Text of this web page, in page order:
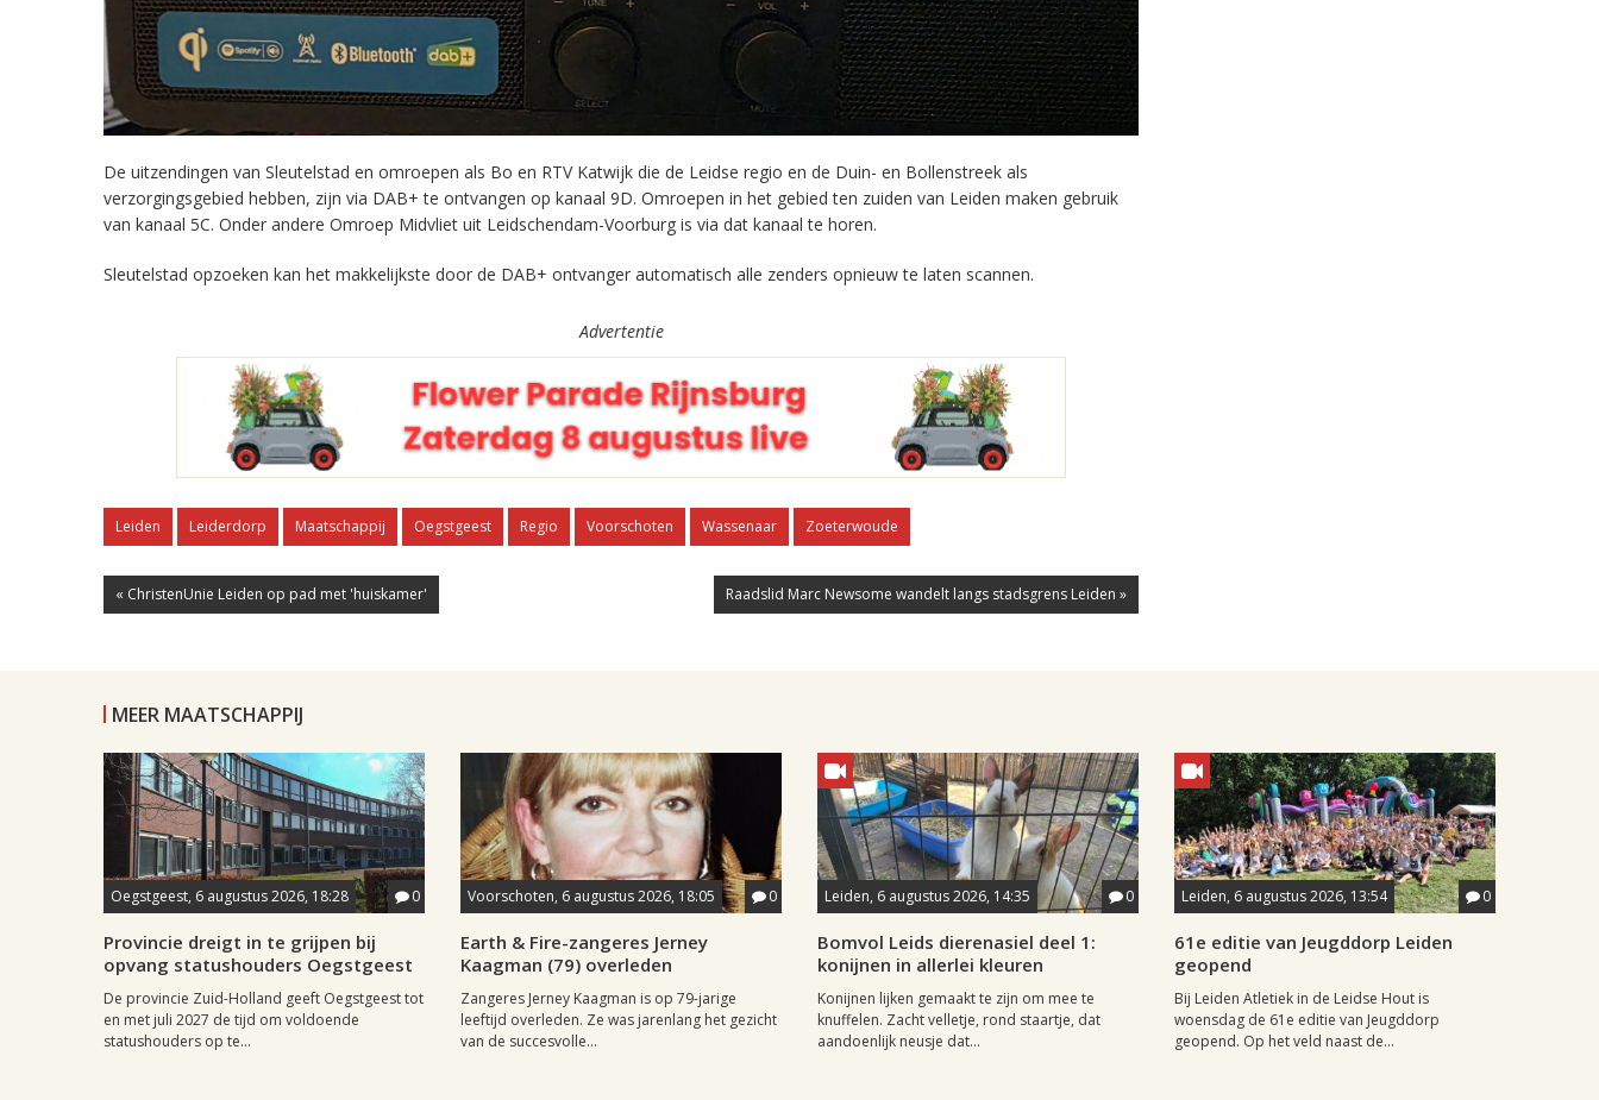
De uitzendingen van Sleutelstad en omroepen als Bo en RTV Katwijk die de Leidse regio en de Duin- en Bollenstreek als
verzorgingsgebied hebben, zijn via DAB+ te ontvangen op kanaal 9D. Omroepen in het gebied ten zuiden van Leiden maken gebruik
van kanaal 5C. Onder andere Omroep Midvliet uit Leidschendam-Voorburg is via dat kanaal te horen.
Sleutelstad opzoeken kan het makkelijkste door de DAB+ ontvanger automatisch alle zenders opnieuw te laten scannen.
Advertentie
Leiden Leiderdorp Maatschappij Oegstgeest Regio Voorschoten Wassenaar Zoeterwoude
« ChristenUnie Leiden op pad met 'huiskamer' Raadslid Marc Newsome wandelt langs stadsgrens Leiden »
MEER MAATSCHAPPIJ
Oegstgeest, 6 augustus 2026, 18:28 0
Provincie dreigt in te grijpen bij
opvang statushouders Oegstgeest
De provincie Zuid-Holland geeft Oegstgeest tot
en met juli 2027 de tijd om voldoende
statushouders op te...
Voorschoten, 6 augustus 2026, 18:05 0
Earth & Fire-zangeres Jerney
Kaagman (79) overleden
Zangeres Jerney Kaagman is op 79-jarige
leeftijd overleden. Ze was jarenlang het gezicht
van de succesvolle...
Leiden, 6 augustus 2026, 14:35 0
Bomvol Leids dierenasiel deel 1:
konijnen in allerlei kleuren
Konijnen lijken gemaakt te zijn om mee te
knuffelen. Zacht velletje, rond staartje, dat
aandoenlijk neusje dat...
Leiden, 6 augustus 2026, 13:54 0
61e editie van Jeugddorp Leiden
geopend
Bij Leiden Atletiek in de Leidse Hout is
woensdag de 61e editie van Jeugddorp
geopend. Op het veld naast de...